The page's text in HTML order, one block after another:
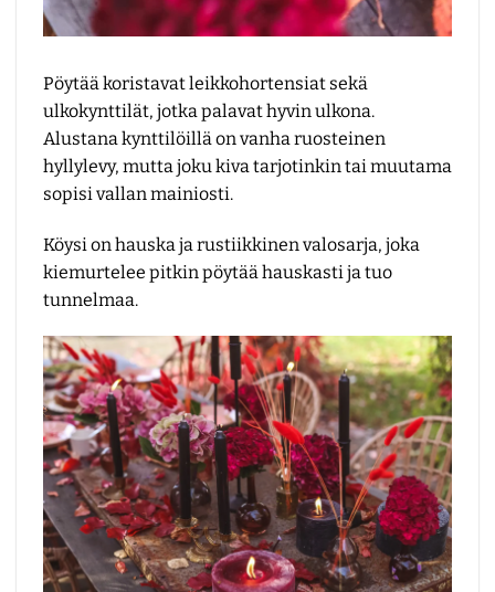
Pöytää koristavat leikkohortensiat sekä
ulkokynttilät, jotka palavat hyvin ulkona.
Alustana kynttilöillä on vanha ruosteinen
hyllylevy, mutta joku kiva tarjotinkin tai muutama
sopisi vallan mainiosti.
Köysi on hauska ja rustiikkinen valosarja, joka
kiemurtelee pitkin pöytää hauskasti ja tuo
tunnelmaa.